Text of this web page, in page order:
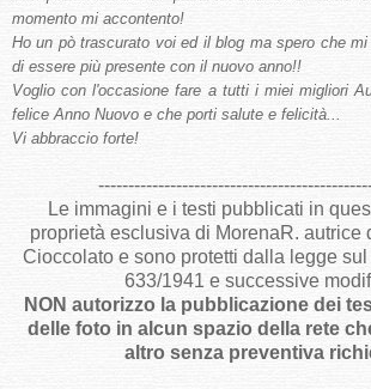
momento mi accontento!
Ho un pò trascurato voi ed il blog ma spero che mi
di essere più presente con il nuovo anno!!
Voglio con l'occasione fare a tutti i miei migliori
felice Anno Nuovo e che porti salute e felicità...
Vi abbraccio forte!
Le immagini e i testi pubblicati in
proprietà esclusiva di MorenaR. autrice
Cioccolato e sono protetti dalla legge sul
633/1941 e successive
NON autorizzo la pubblicazione dei
delle foto in alcun spazio della rete
altro senza preventiva